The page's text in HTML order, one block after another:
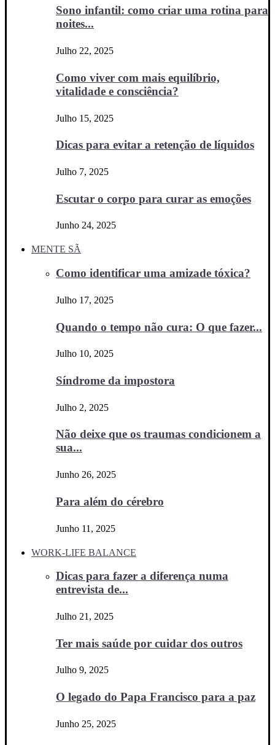
Sono infantil: como criar uma rotina para
noites...
Julho 22, 2025
Como viver com mais equilíbrio,
vitalidade e consciência?
Julho 15, 2025
Dicas para evitar a retenção de líquidos
Julho 7, 2025
Escutar o corpo para curar as emoções
Junho 24, 2025
MENTE SÃ
Como identificar uma amizade tóxica?
Julho 17, 2025
Quando o tempo não cura: O que fazer...
Julho 10, 2025
Síndrome da impostora
Julho 2, 2025
Não deixe que os traumas condicionem a
sua...
Junho 26, 2025
Para além do cérebro
Junho 11, 2025
WORK-LIFE BALANCE
Dicas para fazer a diferença numa
entrevista de...
Julho 21, 2025
Ter mais saúde por cuidar dos outros
Julho 9, 2025
O legado do Papa Francisco para a paz
Junho 25, 2025